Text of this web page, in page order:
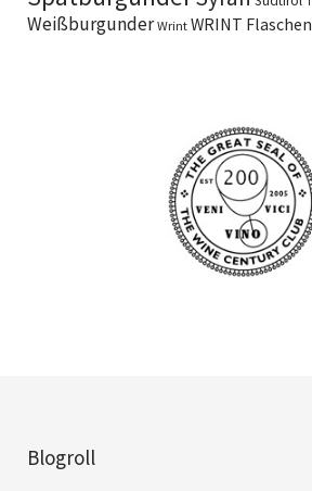
Weißburgunder Wrint WRINT Flaschen
Blogroll